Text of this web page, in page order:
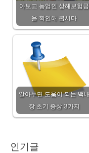
아보고 농업인 상해보험금
을 확인해 봅시다
알아두면 도움이 되는 백
장 초기 증상 3가지
인기글